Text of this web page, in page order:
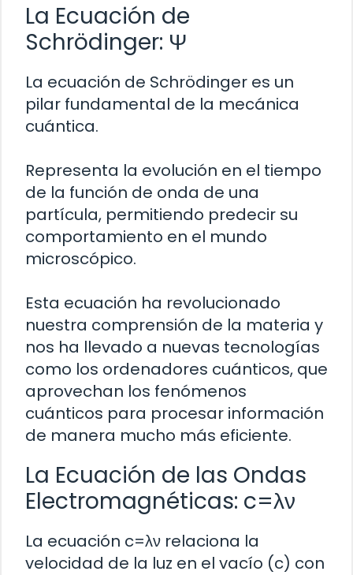
La Ecuación de
Schrödinger: Ψ
La ecuación de Schrödinger es un
pilar fundamental de la mecánica
cuántica.
Representa la evolución en el tiempo
de la función de onda de una
partícula, permitiendo predecir su
comportamiento en el mundo
microscópico.
Esta ecuación ha revolucionado
nuestra comprensión de la materia y
nos ha llevado a nuevas tecnologías
como los ordenadores cuánticos, que
aprovechan los fenómenos
cuánticos para procesar información
de manera mucho más eficiente.
La Ecuación de las Ondas
Electromagnéticas: c=λν
La ecuación c=λν relaciona la
velocidad de la luz en el vacío (c) con